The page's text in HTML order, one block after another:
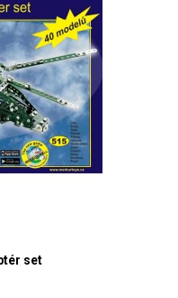
set